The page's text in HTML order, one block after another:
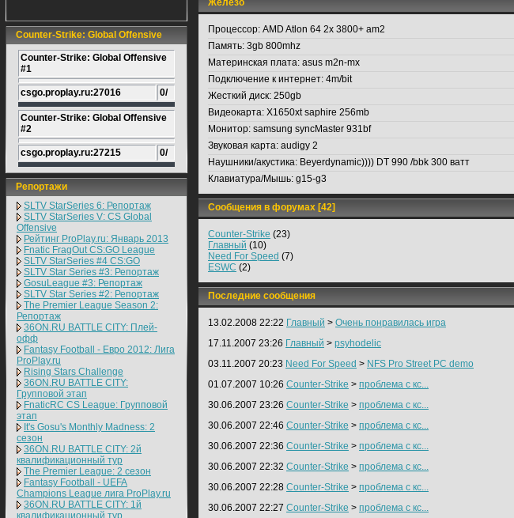
Counter-Strike: Global Offensive
Counter-Strike: Global Offensive
#1
csgo.proplay.ru:27016 0/
Counter-Strike: Global Offensive
#2
csgo.proplay.ru:27215 0/
Репортажи
SLTV StarSeries 6: Репортаж
SLTV StarSeries V: CS Global
Offensive
Рейтинг ProPlay.ru: Январь 2013
Fnatic FragOut CS:GO League
SLTV StarSeries #4 CS:GO
SLTV Star Series #3: Репортаж
GosuLeague #3: Репортаж
SLTV Star Series #2: Репортаж
The Premier League Season 2:
Репортаж
36ON.RU BATTLE CITY: Плей-
офф
Fantasy Football - Евро 2012: Лига
ProPlay.ru
Rising Stars Challenge
36ON.RU BATTLE CITY:
Групповой этап
FnaticRC CS League: Групповой
этап
It's Gosu's Monthly Madness: 2
сезон
36ON.RU BATTLE CITY: 2й
квалификационный тур
The Premier League: 2 cезон
Fantasy Football - UEFA
Champions League лига ProPlay.ru
36ON.RU BATTLE CITY: 1й
квалификационный тур
Железо
Процессор: AMD Atlon 64 2x 3800+ am2
Память: 3gb 800mhz
Материнская плата: asus m2n-mx
Подключение к интернет: 4m/bit
Жесткий диск: 250gb
Видеокарта: X1650xt saphire 256mb
Монитор: samsung syncMaster 931bf
Звуковая карта: audigy 2
Наушники/акустика: Beyerdynamic)))) DT 990 /bbk 300 ватт
Клавиатура/Мышь: g15-g3
Сообщения в форумах [42]
Counter-Strike (23)
Главный (10)
Need For Speed (7)
ESWC (2)
Последние сообщения
13.02.2008 22:22 Главный > Очень понравилась игра
17.11.2007 23:26 Главный > psyhodelic
03.11.2007 20:23 Need For Speed > NFS Pro Street PC demo
01.07.2007 10:26 Counter-Strike > проблема с кс...
30.06.2007 23:26 Counter-Strike > проблема с кс...
30.06.2007 22:46 Counter-Strike > проблема с кс...
30.06.2007 22:36 Counter-Strike > проблема с кс...
30.06.2007 22:32 Counter-Strike > проблема с кс...
30.06.2007 22:28 Counter-Strike > проблема с кс...
30.06.2007 22:27 Counter-Strike > проблема с кс...